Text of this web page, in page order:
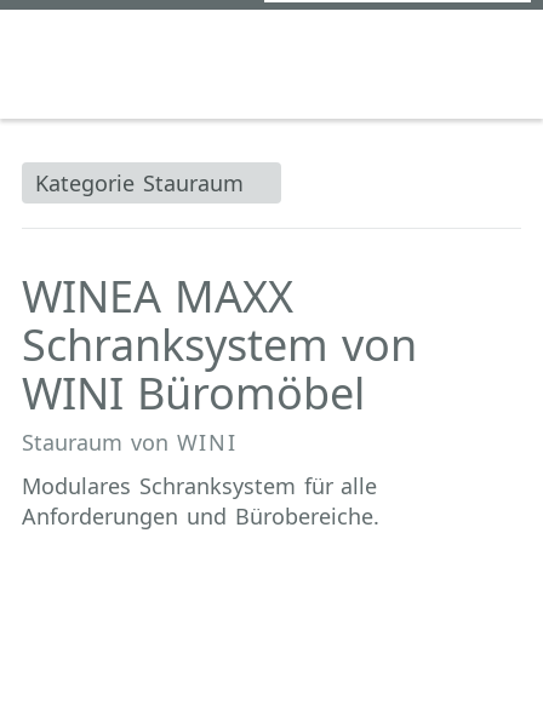
Kategorie Stauraum
WINEA MAXX
Schranksystem von
WINI Büromöbel
Stauraum von WINI
Modulares Schranksystem für alle
Anforderungen und Bürobereiche.